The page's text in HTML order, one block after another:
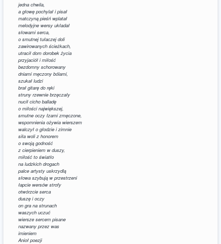
jedna chwila,
a głowę pochylał i pisał
matczyną pieśń wplatał
melodyjne wersy układał
słowami serca,
o smutnej tułaczej doli
zawirowanych ścieżkach,
utracił dom dorobek życia
przyjaciół i miłość
bezdomny schorowany
dniami męczony bólami,
szukał ludzi
brał gitarę do ręki
struny rzewnie brzęczały
nucił cicho balladę
o miłości największej,
smutne oczy łzami zmęczone,
wspomnienia ożywia wierszem
walczył o głodzie i zimnie
siła woli z honorem
o swoją godność
z cierpieniem w duszy,
miłość to światło
na ludzkich drogach
palce artysty uskrzydlą
słowa szybują w przestrzeni
łapcie wersów strofy
otwórzcie serca
duszę i oczy
on gra na strunach
waszych uczuć
wiersze sercem pisane
nazwany przez was
imieniem
Anioł poezji